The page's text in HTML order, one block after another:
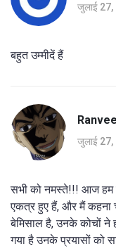
जुलाई
बहुत उम्मीदें हैं
जुलाई
सभी को नमस्ते!!! आज हम
एकत्र हुए हैं, और मैं कहना
बेमिसाल है, उनके कोचों
गया है उनके प्रयासों को